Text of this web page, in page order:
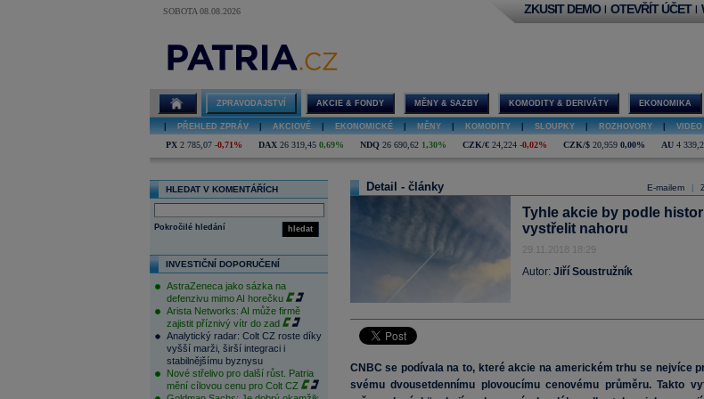
SOBOTA 08.08.2026 ZKUSIT DEMO | OTEVŘÍT ÚČET |
ZPRAVODAJSTVÍ AKCIE & FONDY MĚNY & SAZBY KOMODITY & DERIVÁTY EKONOMIKA
PŘEHLED ZPRÁV AKCIOVÉ EKONOMICKÉ MĚNY KOMODITY SLOUPKY ROZHOVORY VIDEO
PX 2 785,07 -0,71% DAX 26 319,45 0,69% NDQ 26 690,62 1,30% CZK/€ 24,224 -0,02% CZK/$ 20,959 0,00% AU 4
HLEDAT V KOMENTÁŘÍCH
hledat
Pokročilé hledání
INVESTIČNÍ DOPORUČENÍ
AstraZeneca jako sázka na
defenzivu mimo AI horečku
Arista Networks: AI může firmě
zajistit příznivý vítr do zad
Analytický radar: Colt CZ roste díky
vyšší marži, širší integraci i
stabilnějšímu byznysu
Nové střelivo pro další růst. Patria
mění cílovou cenu pro Colt CZ
E-mailem
Detail - články
Tyhle akcie by podle
vystřelit nahoru
29.11.2018 18:29
Autor: Jiří Soustružník
CNBC se podívala na to, které akcie na americkém trhu se nejvíce
svému dvousetdennímu plovoucímu cenovému průměru. Takto